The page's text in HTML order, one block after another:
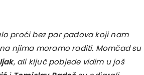
proći bez par padova koji nam
njima moramo raditi. Momčad su
, ali ključ pobjede vidim u još